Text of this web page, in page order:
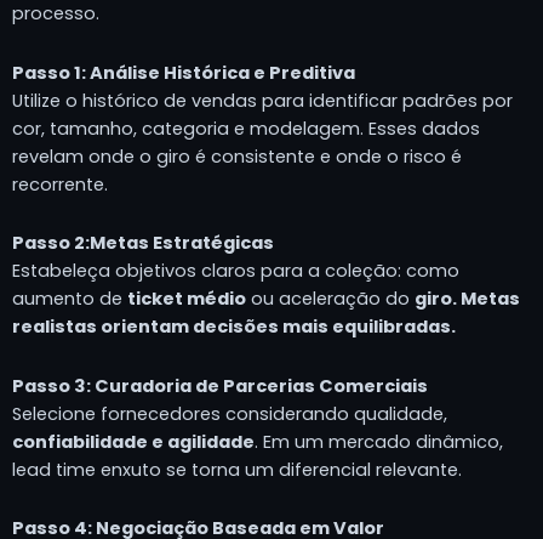
processo.
Passo 1: Análise Histórica e Preditiva
Utilize o histórico de vendas para identificar padrões por
cor, tamanho, categoria e modelagem. Esses dados
revelam onde o giro é consistente e onde o risco é
recorrente.
Passo 2:Metas Estratégicas
Estabeleça objetivos claros para a coleção: como
aumento de ticket médio ou aceleração do giro. Metas
realistas orientam decisões mais equilibradas.
Passo 3: Curadoria de Parcerias Comerciais
Selecione fornecedores considerando qualidade,
confiabilidade e agilidade. Em um mercado dinâmico,
lead time enxuto se torna um diferencial relevante.
Passo 4: Negociação Baseada em Valor